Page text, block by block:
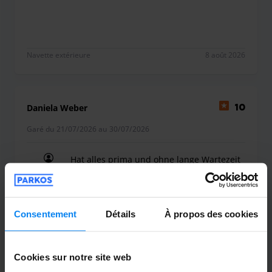
Consentement Détails À propos des cookies
Cookies sur notre site web
Navette extérieure 8 août 2026
Daniela Weber 10
Garé du 21/07/2026 au 30/07/2026
Hat alles prima und ohne lange Wartezeit